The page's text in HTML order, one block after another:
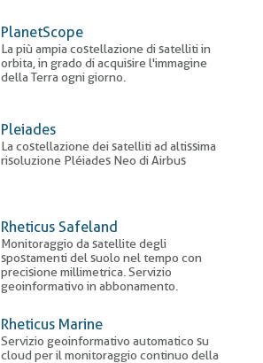
PlanetScope
La più ampia costellazione di satelliti in
orbita, in grado di acquisire l'immagine
della Terra ogni giorno.
Pleiades
La costellazione dei satelliti ad altissima
risoluzione Pléiades Neo di Airbus
Rheticus Safeland
Monitoraggio da satellite degli
spostamenti del suolo nel tempo con
precisione millimetrica. Servizio
geoinformativo in abbonamento.
Rheticus Marine
Servizio geoinformativo automatico su
cloud per il monitoraggio continuo della